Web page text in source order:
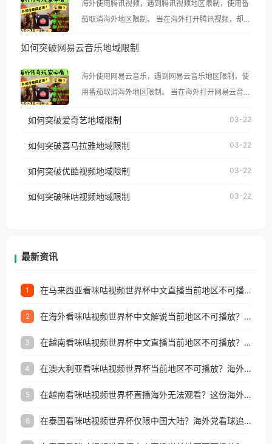
海外使用腾讯视频，遇到腾讯视频地区限制，使用番
茄取消海外地区限制。 当在海外打开腾讯视频，却突
示语。 海外用户如香港、澳门、台湾、美国、加拿
像其他音乐平台一样，出现地区及版权限制问题，且
仅能在中国大陆地区播放。 遇到这个问题的朋友们，
台湾、美国、加拿大、澳大利亚、欧洲等国家和地区
权限制所困扰。
如何突破网易云音乐地域限制
海外使用网易云音乐，遇到网易云音乐地区限制，使
用番茄取消海外地区限制。 当在海外打开网易云音
播放”的提示语。 海外用户如香港、澳门、台湾、美
制问题，且仅能在中国大陆地区播放。 遇到这个问题
户收听网易云音乐地区版权限制」的问题，无论人在
如何突破爱奇艺地域限制 03-22
如何突破喜马拉雅地域限制 03-22
如何突破优酷视频地域限制 03-22
如何突破咪咕视频地域限制 03-22
最新资讯
1 在马来西亚看咪咕视频世界杯中文直播当前地区不可播放？这篇指南帮你搞定海外看球难题
2 在海外看咪咕视频世界杯中文解说当前地区不可播放？这篇指南帮你解决所有问题
3 在越南看咪咕视频世界杯中文直播当前地区不可播放？这篇指南帮你解决所有海外观赛难题
4 在澳大利亚看咪咕视频世界杯当前地区不可播放？海外党体育观赛终极指南
5 在越南看咪咕视频世界杯直播海外无法观看？这份海外观赛终极指南帮你搞定
6 在泰国看咪咕视频世界杯仅限中国大陆？海外党看球追剧的终极破局指南